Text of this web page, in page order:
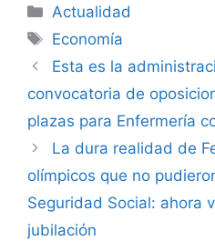
Categorías
Actualidad
Etiquetas
Economía
Esta es la
convocatoria de
plazas para Enfermería
La dura realidad de
olímpicos que no
Seguridad Social: ahora
jubilación